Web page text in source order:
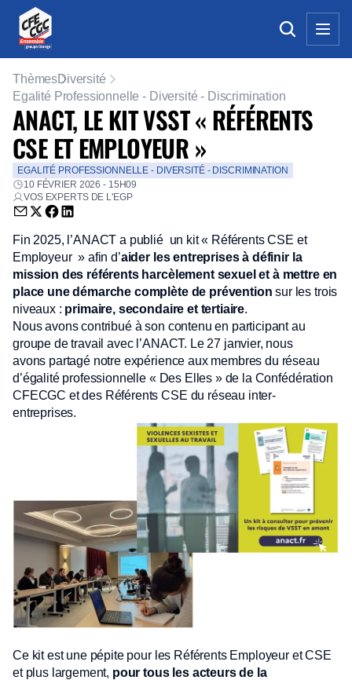
ThèmesDiversité
Egalité Professionnelle - Diversité - Discrimination
ANACT, LE KIT VSST « RÉFÉRENTS
CSE ET EMPLOYEUR »
EGALITÉ PROFESSIONNELLE - DIVERSITÉ - DISCRIMINATION
10 FÉVRIER 2026 - 15H09
VOS EXPERTS DE L'EGP
Envoyer par email (nouvelle fenêtre)
Partager sur Twitter (nouvelle fenêtre)
Partager sur Facebook (nouvelle fenêtre)
Partager sur LinkedIn (nouvelle fenêtre)
Fin 2025, l’ANACT a publié un kit « Référents CSE et
Employeur » afin d’aider les entreprises à définir la
mission des référents harcèlement sexuel et à mettre en
place une démarche complète de prévention sur les trois
niveaux : primaire, secondaire et tertiaire.
Nous avons contribué à son contenu en participant au
groupe de travail avec l’ANACT. Le 27 janvier, nous
avons partagé notre expérience aux membres du réseau
d’égalité professionnelle « Des Elles » de la Confédération
CFECGC et des Référents CSE du réseau inter-
entreprises.
Ce kit est une pépite pour les Référents Employeur et CSE
et plus largement, pour tous les acteurs de la